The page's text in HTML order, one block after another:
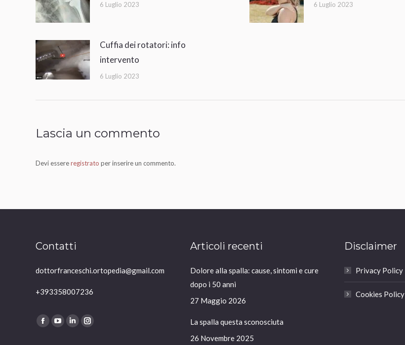
6 Luglio 2023 6 Luglio 2023
Cuffia dei rotatori: info
intervento
6 Luglio 2023
Lascia un commento
Devi essereregistrato per inserire un commento.
Contatti
dottorfranceschi.ortopedia@gmail.com
+393358007236
Ci puoi trovare su:
Facebook
YouTube
LinkedinInstagram
Articoli recenti
Dolore alla spalla: cause, sintomi e cure
dopo i 50 anni
27 Maggio 2026
La spalla questa sconosciuta
26 Novembre 2025
Disclaimer
Privacy Policy
Cookies Policy